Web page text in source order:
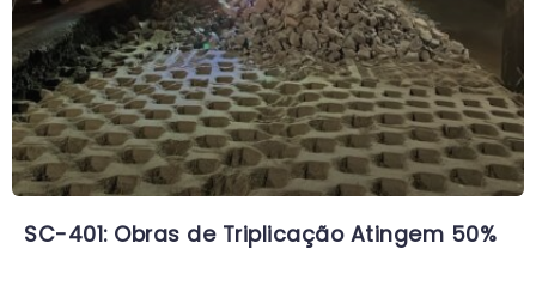
SC-401: Obras de Triplicação Atingem 50%